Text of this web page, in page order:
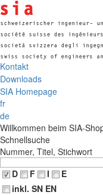
Kontakt
Downloads
SIA Homepage
fr
de
Willkommen beim SIA-
Schnellsuche
Nummer, Titel, Stichwort
D
F I
E
inkl. SN EN